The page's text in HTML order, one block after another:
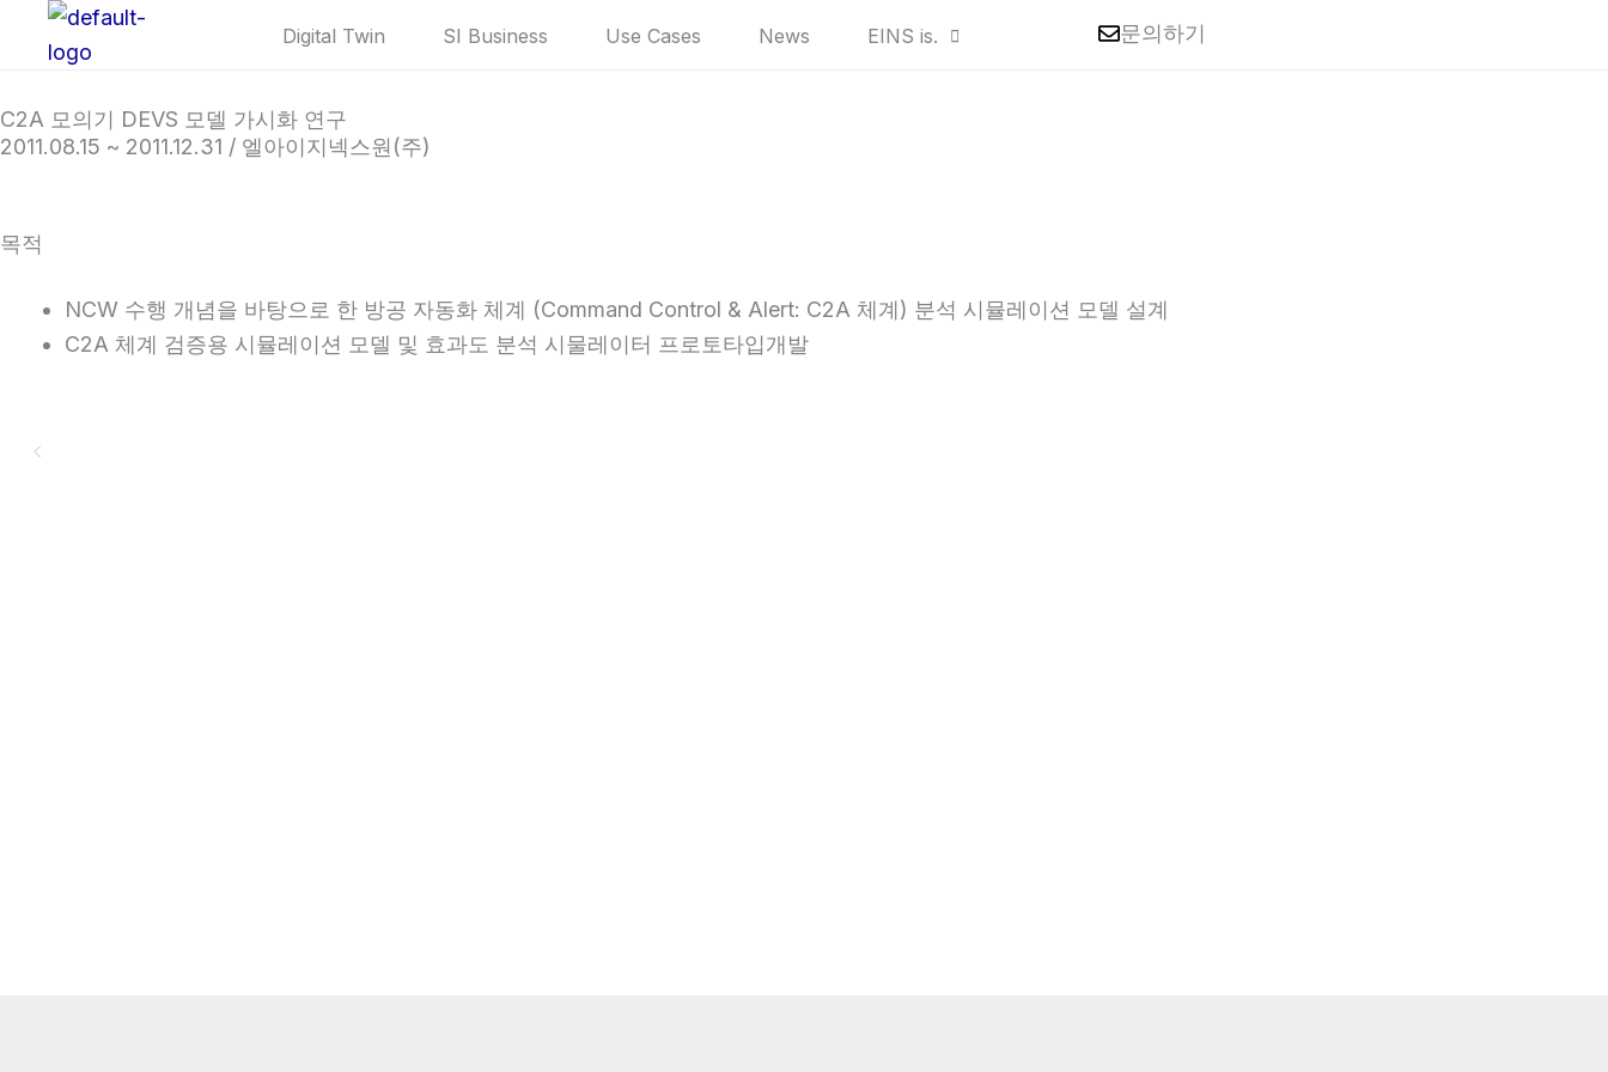
로
건
기
문의하기
Digital Twin SI Business Use Cases News EINS is.
C2A 모의기 DEVS 모델 가시화 연구
2011.08.15 ~ 2011.12.31 / 엘아이지넥스원(주)
목적
NCW 수행 개념을 바탕으로 한 방공 자동화 체계 (Command Control & Alert: C2A 체계) 분석 시뮬레이션 모델 설계
C2A 체계 검증용 시뮬레이션 모델 및 효과도 분석 시물레이터 프로토타입개발